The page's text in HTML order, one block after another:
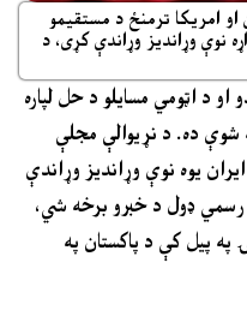
او امریکا ترمنځ د مستقیمو
نوې وړاندیز وړاندې کړی، د
د اټومي مسایلو د حل لپاره
شوې ده. د نړیوالې مجلې
یوه نوې وړاندیز وړاندې
ډول د خبرو برخه شي،
پیل کې د پاکستان په